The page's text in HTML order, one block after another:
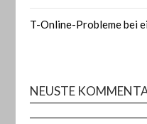
T-Online-Probleme bei
NEUSTE